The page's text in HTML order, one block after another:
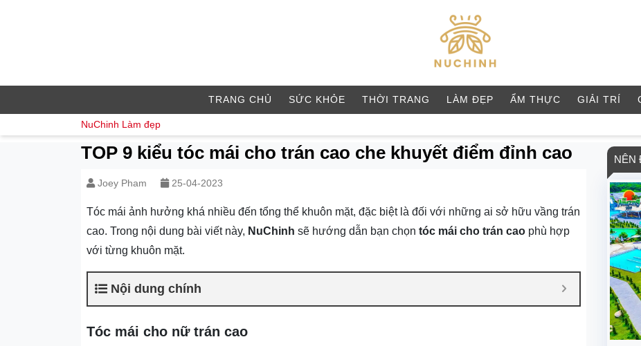
TRANG CHỦ SỨC KHỎE THỜI TRANG LÀM ĐẸP ẨM THỰC GIẢI TRÍ
NuChinh Làm đẹp
TOP 9 kiểu tóc mái cho trán cao che khuyết điểm đỉnh cao
Joey Pham 25-04-2023
Tóc mái ảnh hưởng khá nhiều đến tổng thể khuôn mặt, đặc biệt là đối với những ai sở hữu vầng trán
cao. Trong nội dung bài viết này, NuChinh sẽ hướng dẫn bạn chọn tóc mái cho trán cao phù hợp
với từng khuôn mặt.
Nội dung chính
Tóc mái cho nữ trán cao
NÊN